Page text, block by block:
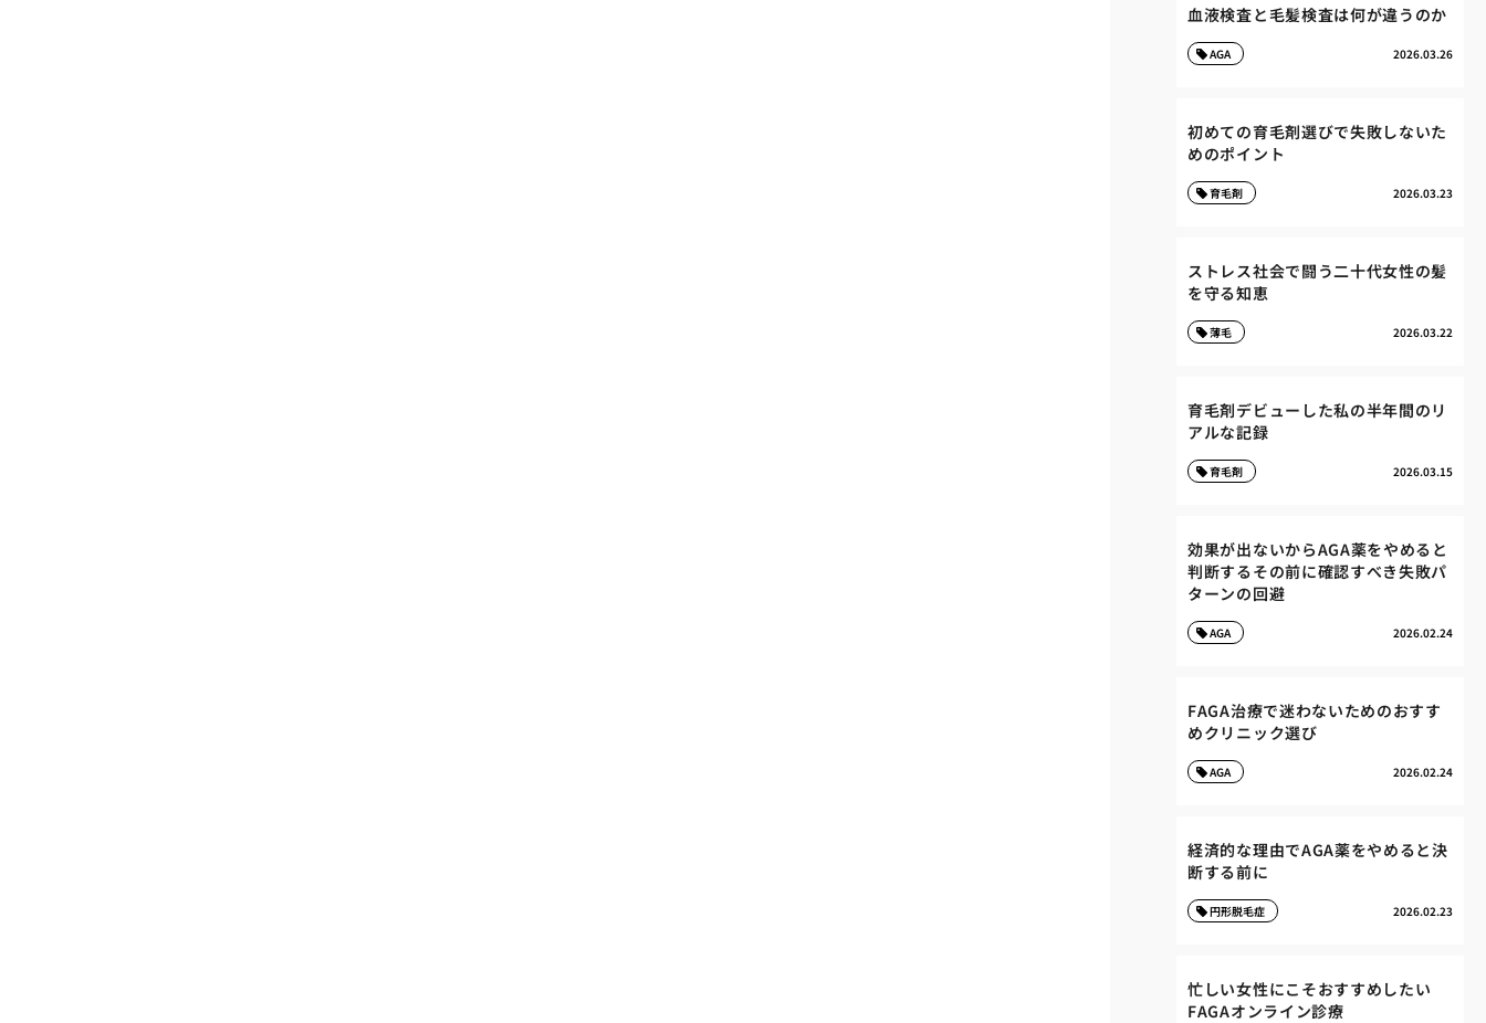
血液検査と毛髪検査は何が違うのか
2026.03.26
AGA
初めての育毛剤選びで失敗しないた
めのポイント
2026.03.23
育毛剤
ストレス社会で闘う二十代女性の髪
を守る知恵
2026.03.22
薄毛
育毛剤デビューした私の半年間のリ
アルな記録
2026.03.15
育毛剤
効果が出ないからAGA薬をやめると
判断するその前に確認すべき失敗パ
ターンの回避
2026.02.24
AGA
FAGA治療で迷わないためのおすす
めクリニック選び
2026.02.24
AGA
経済的な理由でAGA薬をやめると決
断する前に
2026.02.23
円形脱毛症
忙しい女性にこそおすすめしたい
FAGAオンライン診療